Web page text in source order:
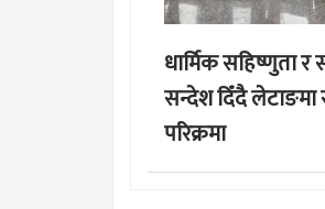
धार्मिक सहिष्णुता
सन्देश दिँदै लेटाङमा
परिक्रमा